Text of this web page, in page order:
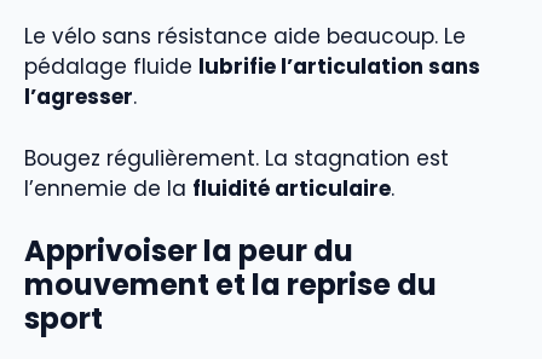
Le vélo sans résistance aide beaucoup. Le
pédalage fluide lubrifie l’articulation sans
l’agresser.
Bougez régulièrement. La stagnation est
l’ennemie de la fluidité articulaire.
Apprivoiser la peur du
mouvement et la reprise du
sport